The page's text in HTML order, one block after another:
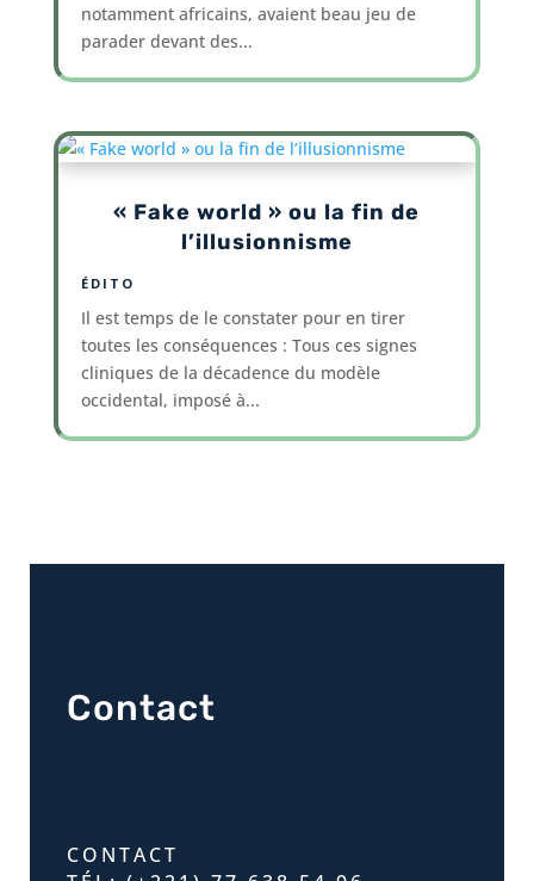
notamment africains, avaient beau jeu de
parader devant des...
« Fake world » ou la fin de
l’illusionnisme
ÉDITO
Il est temps de le constater pour en tirer
toutes les conséquences : Tous ces signes
cliniques de la décadence du modèle
occidental, imposé à...
Contact
CONTACT